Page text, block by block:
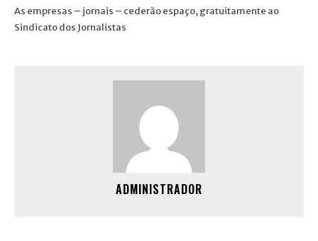
As empresas – jornais – cederão espaço, gratuitamente ao
Sindicato dos Jornalistas
ADMINISTRADOR